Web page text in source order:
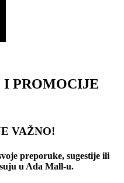
PROMOCIJE
VAŽNO!
preporuke, sugestije ili
u Ada Mall-u.